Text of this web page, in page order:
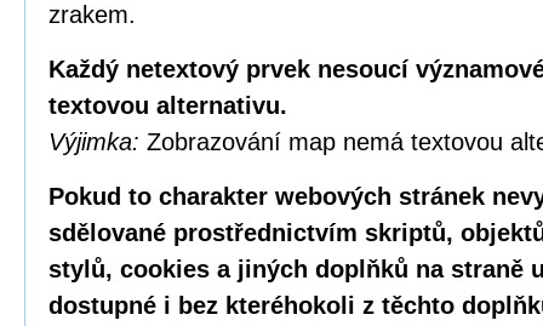
zrakem.
Každý netextový prvek nesoucí
textovou alternativu.
Výjimka: Zobrazování map nemá textovou
Pokud to charakter webových stránek
sdělované prostřednictvím skriptů,
stylů, cookies a jiných doplňků na straně
dostupné i bez kteréhokoli z těchto